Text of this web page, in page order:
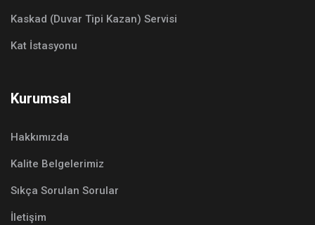
Kaskad (Duvar Tipi Kazan) Servisi
Kat İstasyonu
Kurumsal
Hakkımızda
Kalite Belgelerimiz
Sıkça Sorulan Sorular
İletişim